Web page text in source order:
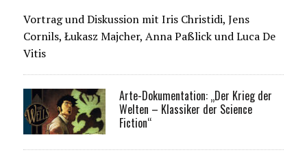
Vortrag und Diskussion mit Iris Christidi, Jens
Cornils, Łukasz Majcher, Anna Paßlick und Luca De
Vitis
Arte-Dokumentation: „Der Krieg der
Welten – Klassiker der Science
Fiction“